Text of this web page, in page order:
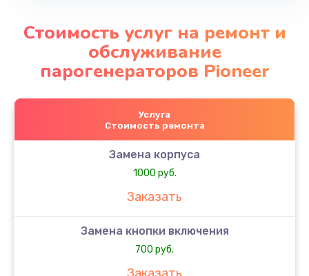
Стоимость услуг на ремонт и
обслуживание
парогенераторов Pioneer
Услуга
Стоимость ремонта
Замена корпуса
1000 руб.
Заказать
Замена кнопки включения
700 руб.